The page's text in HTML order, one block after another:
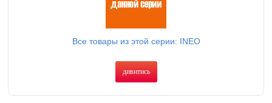
Все товары из этой серии: INEO
дивитись